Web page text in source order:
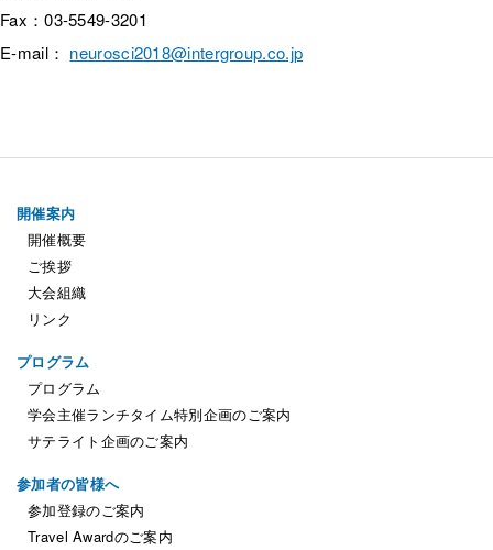
Fax：03-5549-3201
E-mail： neurosci2018@intergroup.co.jp
開催案内
開催概要
ご挨拶
大会組織
リンク
プログラム
プログラム
学会主催ランチタイム特別企画のご案内
サテライト企画のご案内
参加者の皆様へ
参加登録のご案内
Travel Awardのご案内